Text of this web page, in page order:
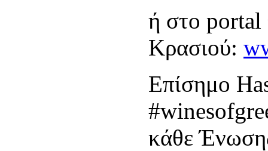
ή στο portal
Κρασιού:
Επίσημο
κάθε